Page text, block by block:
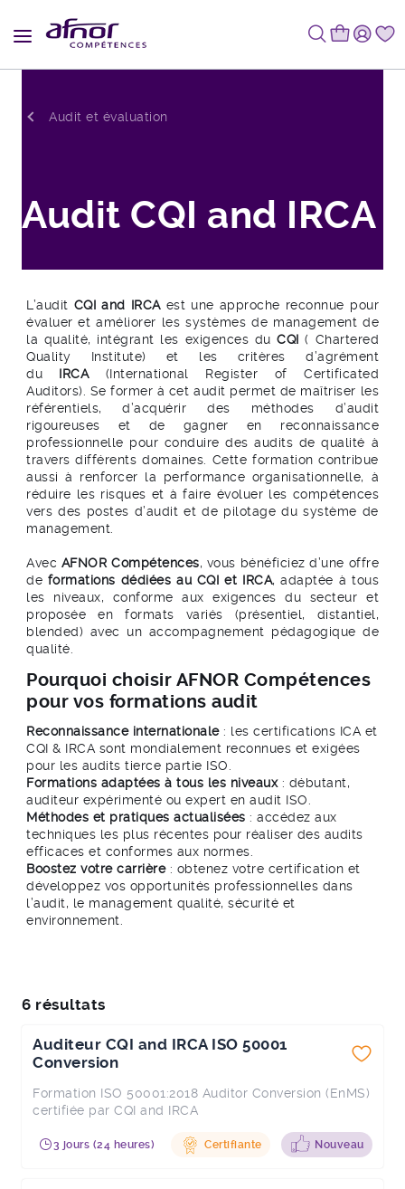
Audit et évaluation
Audit CQI and IRCA
L’audit CQI and IRCAest une approche reconnue pour
évaluer et améliorer les systèmes de management de
la qualité, intégrant les exigences duCQI ( Chartered
Quality Institute) et les critères d’agrément
du IRCA(International Register of Certificated
Auditors). Se former à cet audit permet de maîtriser les
référentiels, d’acquérir des méthodes d’audit
rigoureuses et de gagner en reconnaissance
professionnelle pour conduire des audits de qualité à
travers différents domaines. Cette formation contribue
aussi à renforcer la performance organisationnelle, à
réduire les risques et à faire évoluer les compétences
vers des postes d’audit et de pilotage du système de
management.
Avec AFNOR Compétences, vous bénéficiez d’une offre
de formations dédiées au CQI et IRCA, adaptée à tous
les niveaux, conforme aux exigences du secteur et
proposée en formats variés (présentiel, distantiel,
blended) avec un accompagnement pédagogique de
qualité.
Pourquoi choisir AFNOR Compétences
pour vos formations audit
Reconnaissance internationale: les certifications ICA et
CQI & IRCA sont mondialement reconnues et exigées
pour les audits tierce partie ISO.
Formations adaptées à tous les niveaux: débutant,
auditeur expérimenté ou expert en audit ISO.
Méthodes et pratiques actualisées : accédez aux
techniques les plus récentes pour réaliser des audits
efficaces et conformes aux normes.
Boostez votre carrière: obtenez votre certification et
développez vos opportunités professionnelles dans
l’audit, le management qualité, sécurité et
environnement.
6 résultats
Auditeur CQI and IRCA ISO 50001
Conversion
Formation ISO 50001:2018 Auditor Conversion (EnMS)
certifiée par CQI and IRCA
3 jours (24 heures) Certifiante Nouveau